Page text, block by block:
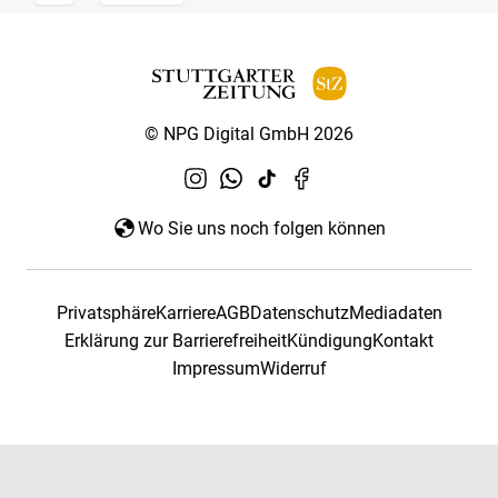
© NPG Digital GmbH 2026
Wo Sie uns noch folgen können
PrivatsphäreKarriereAGBDatenschutzMediadaten
Erklärung zur BarrierefreiheitKündigungKontakt
ImpressumWiderruf